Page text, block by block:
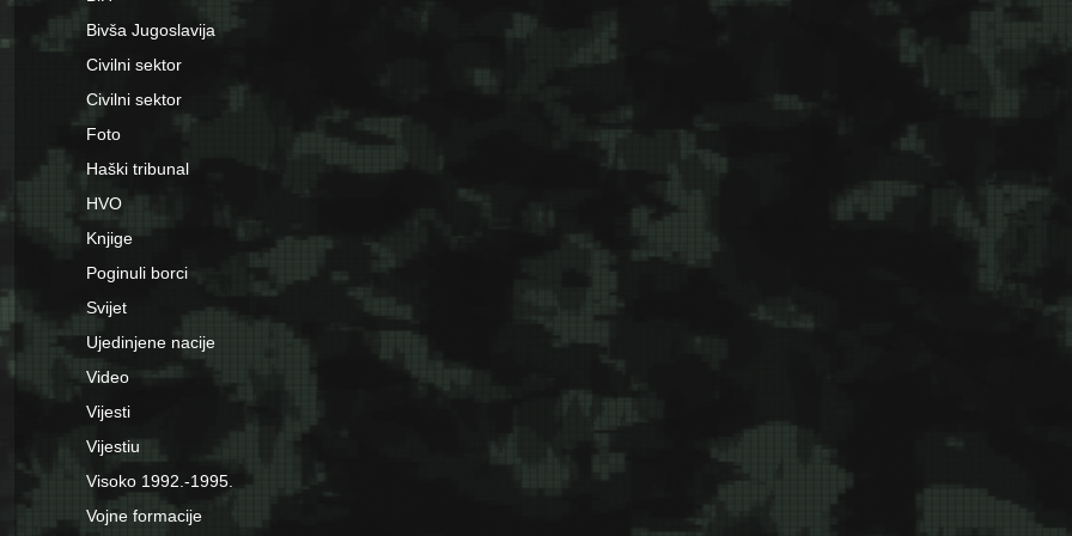
Bivša Jugoslavija
Civilni sektor
Civilni sektor
Foto
Haški tribunal
HVO
Knjige
Poginuli borci
Svijet
Ujedinjene nacije
Video
Vijesti
Vijestiu
Visoko 1992.-1995.
Vojne formacije